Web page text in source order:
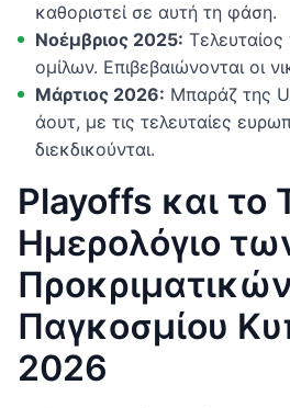
καθοριστεί σε αυτή τη φάση.
Νοέμβριος 2025:
ομίλων. Επιβεβαιώνονται οι
Μάρτιος 2026: Μπαράζ της
άουτ, με τις τελευταίες
διεκδικούνται.
Playoffs και το
Ημερολόγιο
Παγκοσμίου
2026